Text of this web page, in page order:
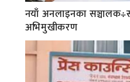
नयाँ अनलाइनका
अभिमुखीकरण